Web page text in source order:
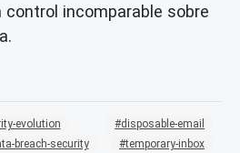
control incomparable sobre
evolution
disposable-email
breach-security
temporary-inbox